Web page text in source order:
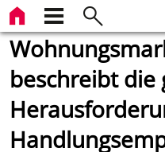
beschreibt die